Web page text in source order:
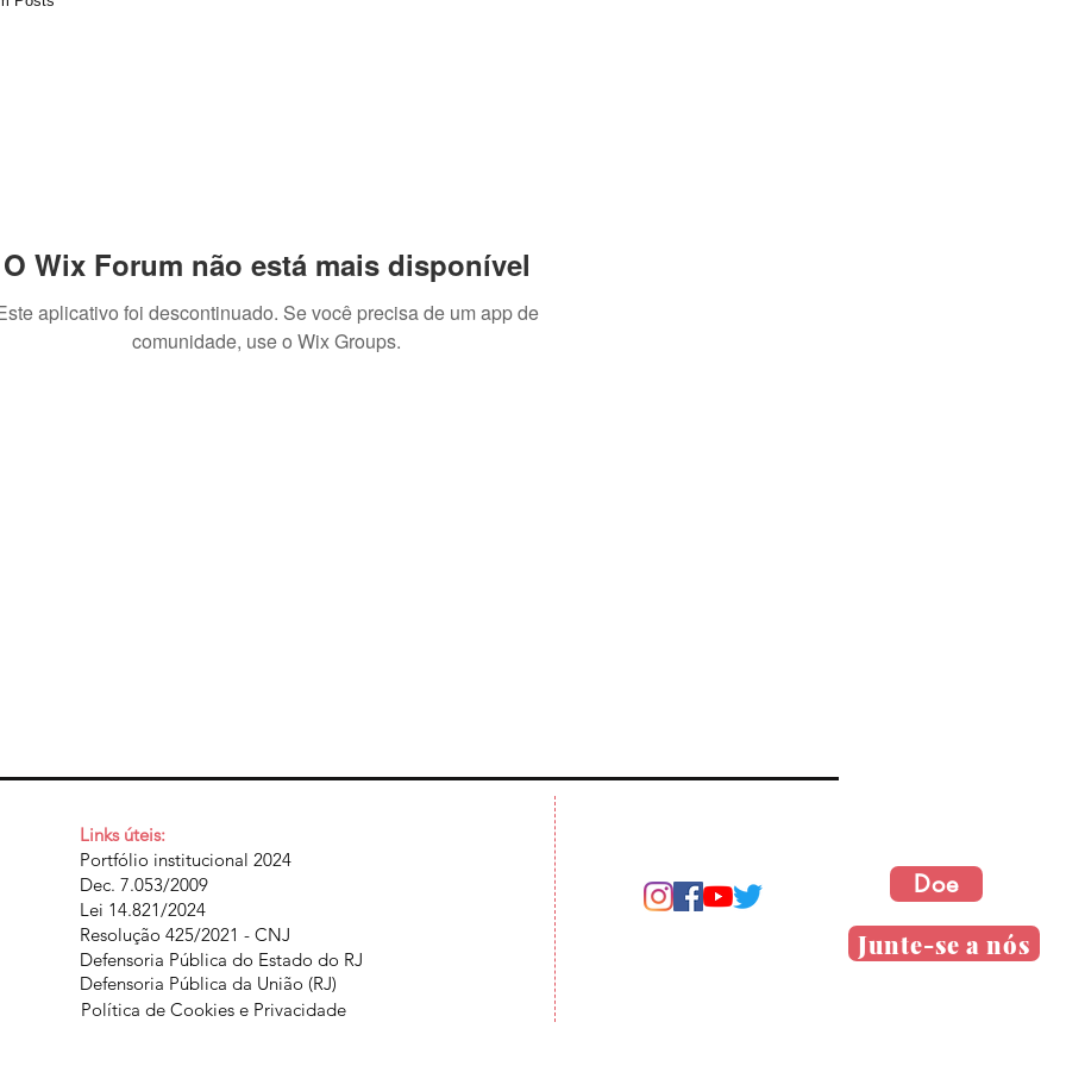
O Wix Forum não está mais disponível
aplicativo foi descontinuado. Se você precisa de um app de
comunidade, use o Wix Groups.
Links úteis:
Portfólio institucional 2024
Dec. 7.053/2009
Lei 14.821/2024
Resolução 425/2021 - CNJ
Defensoria Pública do Estado do RJ
Defensoria Pública da União (RJ)
Política de Cookies e Privacidade​​​
Doe
Junte-se a nós